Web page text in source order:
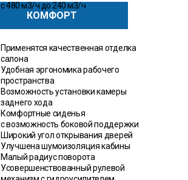
КОМФОРТ
с 480 м3/ч до 240 м3/ч
Применятся качественная отделка
салона
Удобная эргономика рабочего
пространства
Возможность установки камеры
заднего хода
Комфортные сиденья
с возможность боковой поддержки
Широкий угол открывания дверей
Улучшена шумоизоляция кабины
Малый радиус поворота
Усовершенствованный рулевой